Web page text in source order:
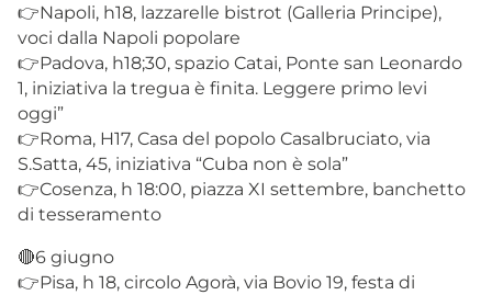
👉Napoli, h18, lazzarelle bistrot (Galleria Principe),
voci dalla Napoli popolare
👉Padova, h18;30, spazio Catai, Ponte san Leonardo
1, iniziativa la tregua è finita. Leggere primo levi
oggi”
👉Roma, H17, Casa del popolo Casalbruciato, via
S.Satta, 45, iniziativa “Cuba non è sola”
👉Cosenza, h 18:00, piazza XI settembre, banchetto
di tesseramento
🔴6 giugno
👉Pisa, h 18, circolo Agorà, via Bovio 19, festa di